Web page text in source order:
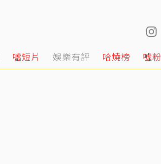
噓短片 娛樂有評 哈燒榜 噓粉